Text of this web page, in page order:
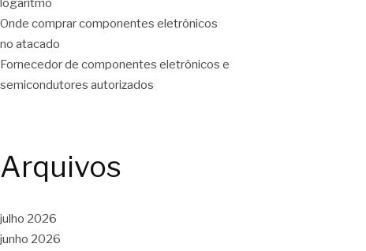
logaritmo
Onde comprar componentes eletrônicos
no atacado
Fornecedor de componentes eletrônicos e
semicondutores autorizados
Arquivos
julho 2026
junho 2026